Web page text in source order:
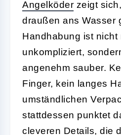
Angelköder zeigt
draußen ans Wasser
Handhabung ist nicht
unkompliziert,
angenehm sauber.
Finger, kein langes
umständlichen
stattdessen punktet
cleveren Details, die